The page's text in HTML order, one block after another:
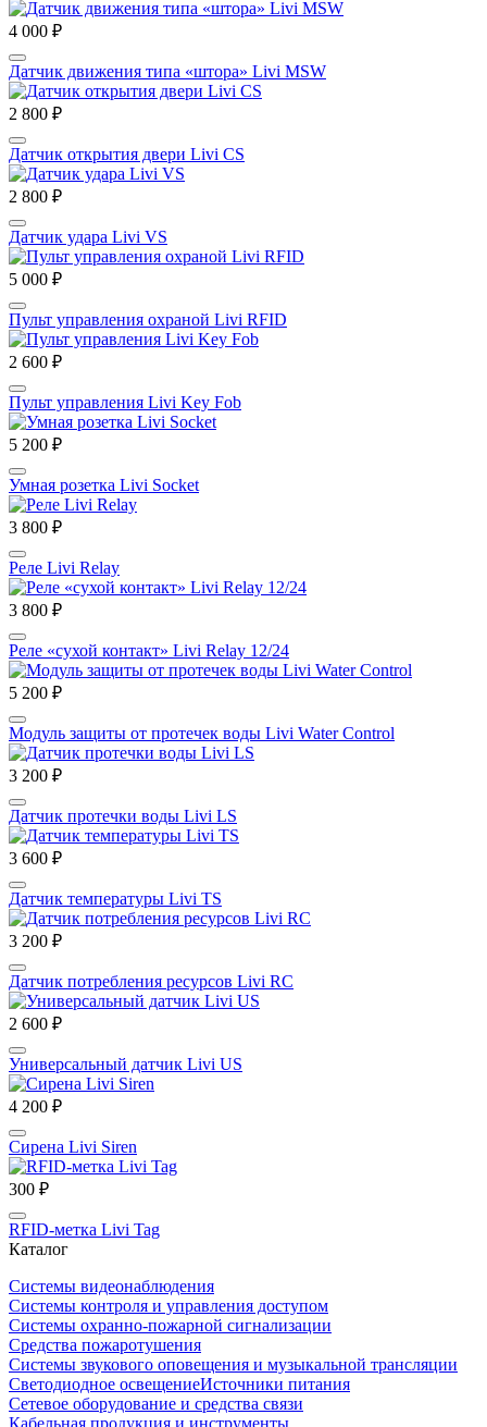
4 000 ₽
Датчик движения типа «штора» Livi MSW
2 800 ₽
Датчик открытия двери Livi CS
2 800 ₽
Датчик удара Livi VS
5 000 ₽
Пульт управления охраной Livi RFID
2 600 ₽
Пульт управления Livi Key Fob
5 200 ₽
Умная розетка Livi Socket
3 800 ₽
Реле Livi Relay
3 800 ₽
Реле «сухой контакт» Livi Relay 12/24
5 200 ₽
Модуль защиты от протечек воды Livi Water Control
3 200 ₽
Датчик протечки воды Livi LS
3 600 ₽
Датчик температуры Livi TS
3 200 ₽
Датчик потребления ресурсов Livi RC
2 600 ₽
Универсальный датчик Livi US
4 200 ₽
Сирена Livi Siren
300 ₽
RFID-метка Livi Tag
Каталог
Системы видеонаблюдения
Системы контроля и управления доступом
Системы охранно-пожарной сигнализации
Средства пожаротушения
Системы звукового оповещения и музыкальной трансляции
Светодиодное освещениеИсточники питания
Сетевое оборудование и средства связи